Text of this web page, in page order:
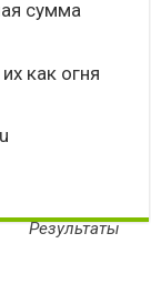
сумма
как огня
Результаты